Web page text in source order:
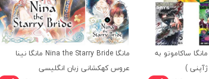
مانگا Sakamoto Days مانگا ساکاموتو به
)
مانگا Nina the Starry Bride مانگا نینا
عروس کهکشانی زبان انگلیسی